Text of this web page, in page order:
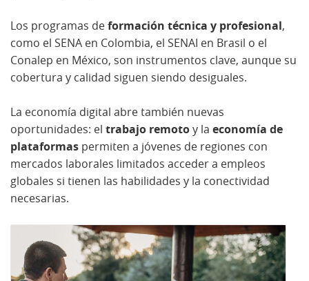
Los programas deformación técnica y profesional,
como el SENA en Colombia, el SENAI en Brasil o el
Conalep en México, son instrumentos clave, aunque su
cobertura y calidad siguen siendo desiguales.
La economía digital abre también nuevas
oportunidades: el trabajo remotoy la economía de
plataformas permiten a jóvenes de regiones con
mercados laborales limitados acceder a empleos
globales si tienen las habilidades y la conectividad
necesarias.